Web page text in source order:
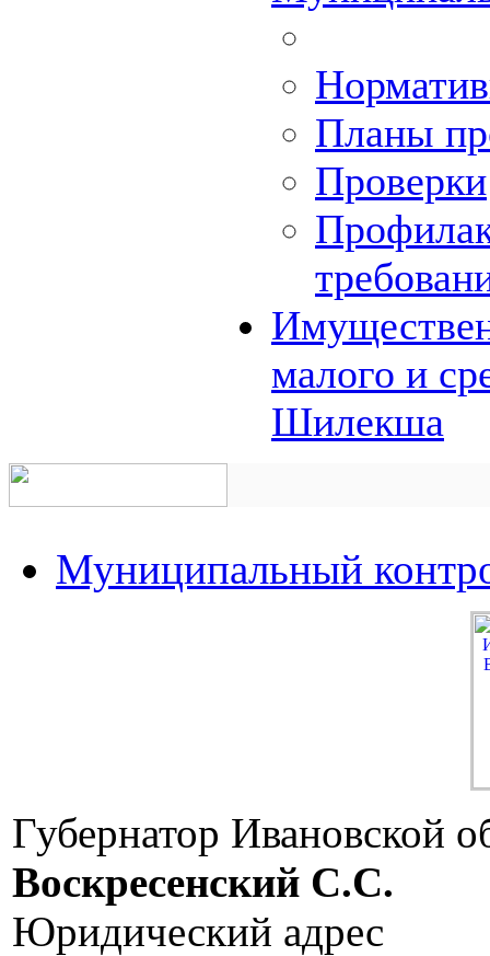
Планы
Проверки
малого и
Шилекша
Муниципальный
Губернатор Ивановской
Воскресенский C.C.
Юридический адрес